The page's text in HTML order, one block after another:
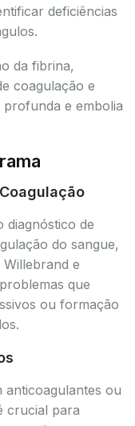
deficiências
da fibrina,
coagulação e
e embolia
diagnóstico de
do sangue,
e
que
ou formação
anticoagulantes ou
crucial para